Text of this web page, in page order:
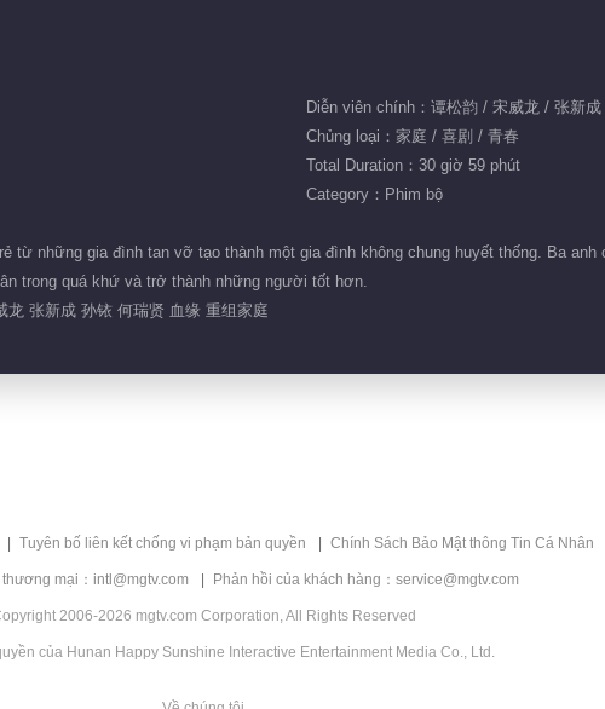
Diễn viên chính：谭松韵 / 宋威龙 / 张新
Chủng loại：家庭 / 喜剧 / 青春
Total Duration：30 giờ 59 phút
Category：Phim bộ
từ những gia đình tan vỡ tạo thành một gia đình không chung huyết thống. Ba
trong quá khứ và trở thành những người tốt hơn.
龙 张新成 孙铱 何瑞贤 血缘 重组家庭
Tuyên bố liên kết chống vi phạm bản quyền Chính Sách Bảo Mật thông Tin Cá Nhân
mại：intl@mgtv.com Phản hồi của khách hàng：service@mgtv.com
2006-2026 mgtv.com Corporation, All Rights Reserved
của Hunan Happy Sunshine Interactive Entertainment Media Co., Ltd.